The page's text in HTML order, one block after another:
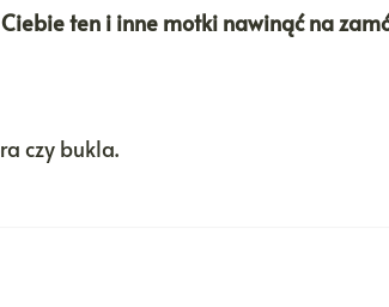
ten i inne motki nawinąć na
czy bukla.